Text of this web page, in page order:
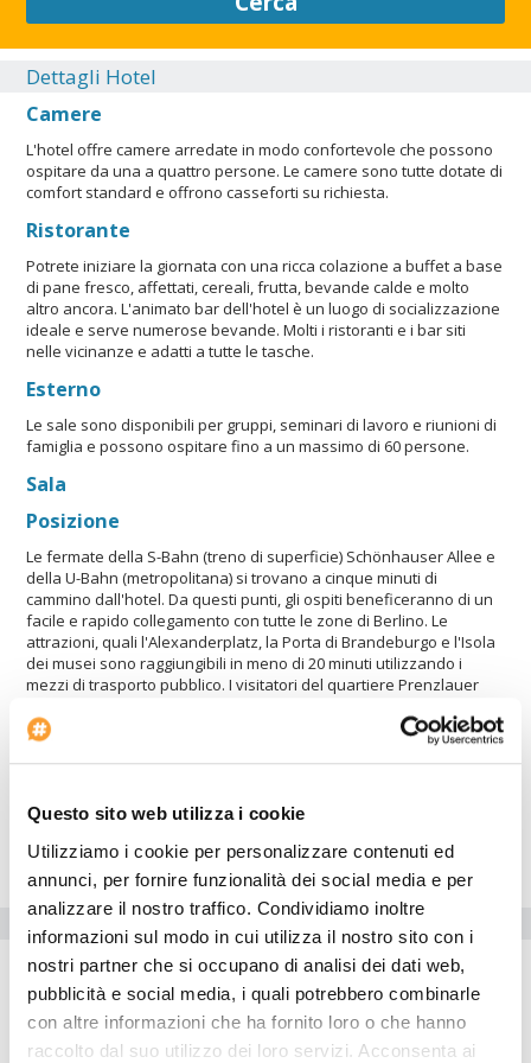
Questo sito web utilizza i cookie
Utilizziamo i cookie per personalizzare contenuti ed
annunci, per fornire funzionalità dei social media e per
analizzare il nostro traffico. Condividiamo inoltre
informazioni sul modo in cui utilizza il nostro sito con i
nostri partner che si occupano di analisi dei dati web,
pubblicità e social media, i quali potrebbero combinarle
con altre informazioni che ha fornito loro o che hanno
raccolto dal suo utilizzo dei loro servizi. Acconsenta ai
Dettagli Hotel
Camere
L'hotel offre camere arredate in modo confortevole che possono
ospitare da una a quattro persone. Le camere sono tutte dotate di
comfort standard e offrono casseforti su richiesta.
Ristorante
Potrete iniziare la giornata con una ricca colazione a buffet a base
di pane fresco, affettati, cereali, frutta, bevande calde e molto
altro ancora. L'animato bar dell'hotel è un luogo di socializzazione
ideale e serve numerose bevande. Molti i ristoranti e i bar siti
nelle vicinanze e adatti a tutte le tasche.
Esterno
Le sale sono disponibili per gruppi, seminari di lavoro e riunioni di
famiglia e possono ospitare fino a un massimo di 60 persone.
Sala
Posizione
Le fermate della S-Bahn (treno di superficie) Schönhauser Allee e
della U-Bahn (metropolitana) si trovano a cinque minuti di
cammino dall'hotel. Da questi punti, gli ospiti beneficeranno di un
facile e rapido collegamento con tutte le zone di Berlino. Le
attrazioni, quali l'Alexanderplatz, la Porta di Brandeburgo e l'Isola
dei musei sono raggiungibili in meno di 20 minuti utilizzando i
mezzi di trasporto pubblico. I visitatori del quartiere Prenzlauer
famose comprendono Kastanienallee (strada), il complesso
d'intrattenimento di Kulturbrauerei e il quartiere di Kollwitzplatz. Il
vivace quartiere Hackescher Markt, con i suoi numerosi bar e
attrazioni a Berlino comprendono il viale dei negozi
Guglielmo, il Checkpoint Charlie e il Reichstag (Parlamento).
Servizi dell'hotel
Parcheggio auto
Internet point
Inizio check-in: 15:00